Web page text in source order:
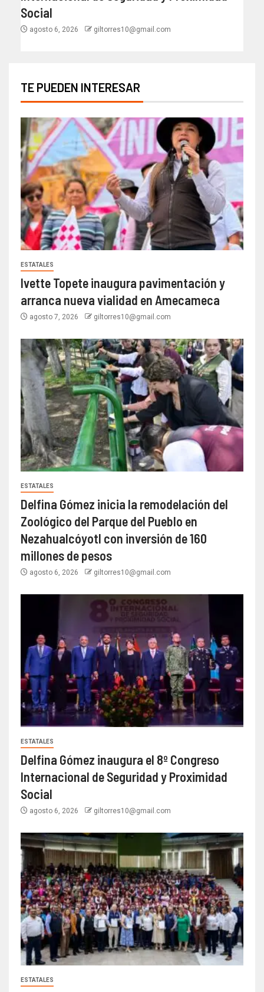
Social
agosto 6, 2026 giltorres10@gmail.com
TE PUEDEN INTERESAR
ESTATALES
Ivette Topete inaugura pavimentación y
arranca nueva vialidad en Amecameca
agosto 7, 2026 giltorres10@gmail.com
ESTATALES
Delfina Gómez inicia la remodelación del
Zoológico del Parque del Pueblo en
Nezahualcóyotl con inversión de 160
millones de pesos
agosto 6, 2026 giltorres10@gmail.com
ESTATALES
Delfina Gómez inaugura el 8º Congreso
Internacional de Seguridad y Proximidad
Social
agosto 6, 2026 giltorres10@gmail.com
ESTATALES